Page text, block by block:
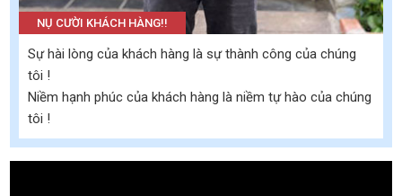
NỤ CƯỜI KHÁCH HÀNG!!
Sự hài lòng của khách hàng là sự thành công của chúng
tôi !
Niềm hạnh phúc của khách hàng là niềm tự hào của chúng
tôi !